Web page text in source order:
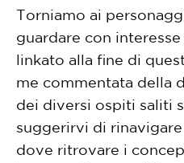
Torniamo ai
guardare con
linkato alla fine di
me commentata della
dei diversi ospiti saliti
suggerirvi di
dove ritrovare i